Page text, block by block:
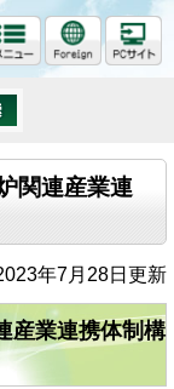
関連産業連
年7月28日更新
産業連携体制構